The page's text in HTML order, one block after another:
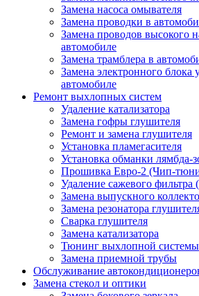
Замена насоса омывателя
Замена проводки в
Замена проводов высокого
автомобиле
Замена трамблера в
Замена электронного блока
автомобиле
Ремонт выхлопных систем
Удаление катализатора
Замена гофры глушителя
Ремонт и замена глушителя
Установка пламегасителя
Установка обманки лямбда-
Прошивка Евро-2 (Чип-
Удаление сажевого фильтра
Замена выпускного
Замена резонатора
Сварка глушителя
Замена катализатора
Тюнинг выхлопной системы
Замена приемной трубы
Обслуживание
Замена стекол и оптики